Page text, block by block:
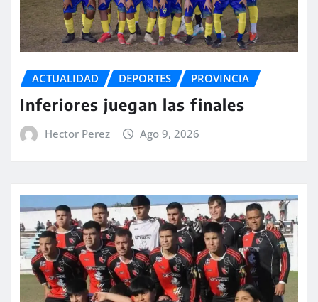
ACTUALIDAD DEPORTES PROVINCIA
Inferiores juegan las finales
Hector Perez Ago 9, 2026